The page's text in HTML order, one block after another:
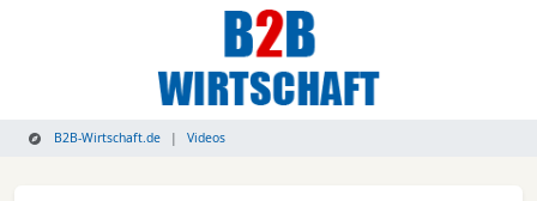
B2B-Wirtschaft.de Videos